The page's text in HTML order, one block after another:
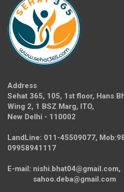
Address
Sehat 365, 105, 1st floor, Hans
Wing 2, 1 BSZ Marg, ITO,
New Delhi - 110002
LandLine: 011-45509077,
09958941117
E-mail: nishi.bhat04@gmail.com,
sahoo.deba@gmail.com